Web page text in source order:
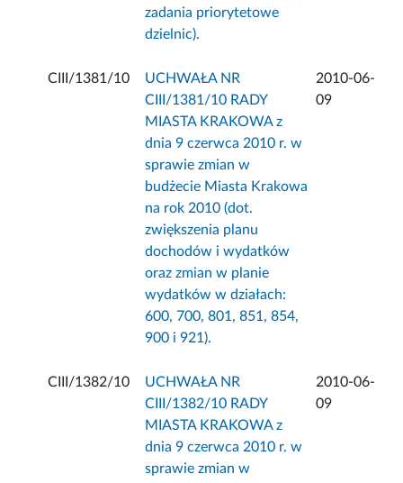
zadania priorytetowe
dzielnic).
CIII/1381/10
UCHWAŁA NR
CIII/1381/10 RADY
MIASTA KRAKOWA z
dnia 9 czerwca 2010 r. w
sprawie zmian w
budżecie Miasta Krakowa
na rok 2010 (dot.
zwiększenia planu
dochodów i wydatków
oraz zmian w planie
wydatków w działach:
600, 700, 801, 851, 854,
900 i 921).
2010-06-
09
CIII/1382/10
UCHWAŁA NR
CIII/1382/10 RADY
MIASTA KRAKOWA z
dnia 9 czerwca 2010 r. w
sprawie zmian w
2010-06-
09